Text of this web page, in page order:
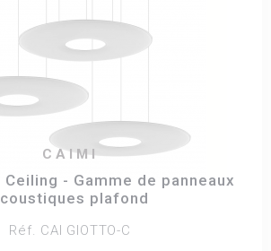
CAIMI
- Gamme de panneaux
plafond
Réf. CAI GIOTTO-C